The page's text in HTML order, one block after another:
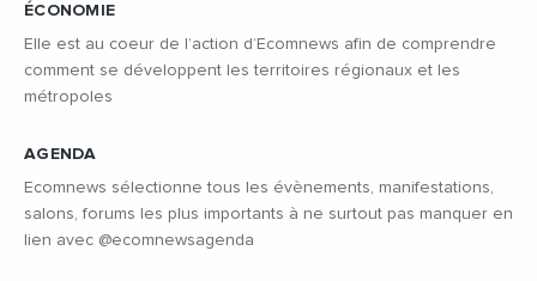
ÉCONOMIE
Elle est au coeur de l’action d’Ecomnews afin de comprendre
comment se développent les territoires régionaux et les
métropoles
AGENDA
Ecomnews sélectionne tous les évènements, manifestations,
salons, forums les plus importants à ne surtout pas manquer en
lien avec @ecomnewsagenda